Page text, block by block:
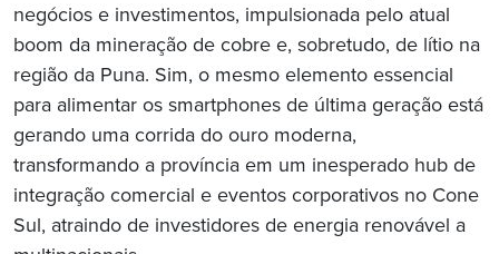
negócios e investimentos, impulsionada pelo atual
boom da mineração de cobre e, sobretudo, de lítio na
região da Puna. Sim, o mesmo elemento essencial
para alimentar os smartphones de última geração está
gerando uma corrida do ouro moderna,
transformando a província em um inesperado hub de
integração comercial e eventos corporativos no Cone
Sul, atraindo de investidores de energia renovável a